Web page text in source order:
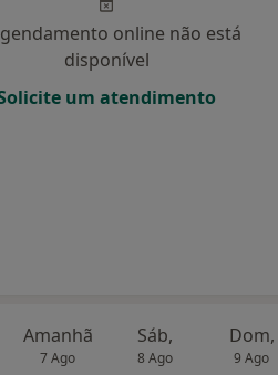
online não está
disponível
um atendimento
Amanhã
7 Ago
Sáb,
8 Ago
Dom,
9 Ago